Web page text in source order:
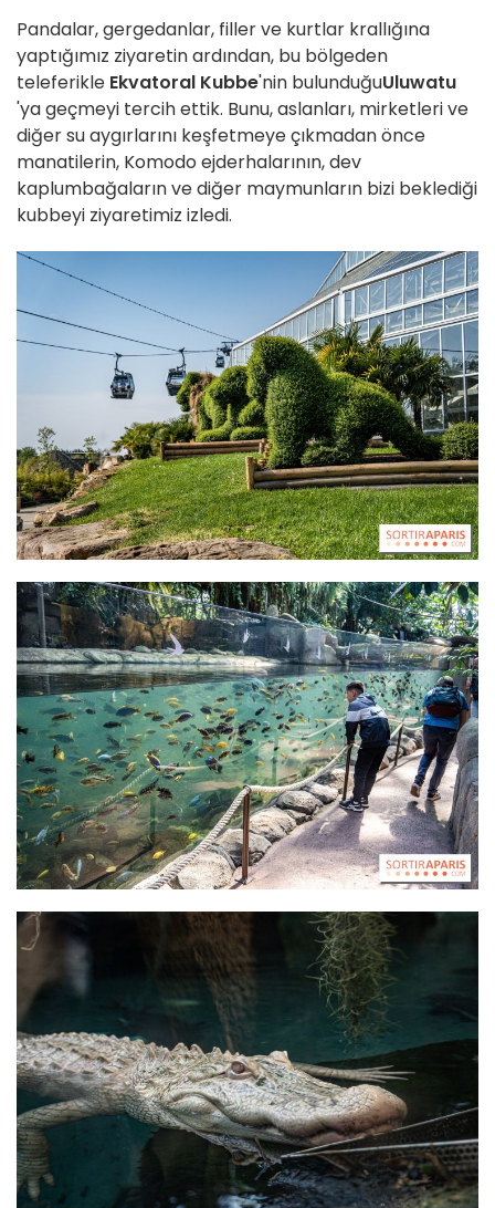
Pandalar, gergedanlar, filler ve kurtlar krallığına
yaptığımız ziyaretin ardından, bu bölgeden
teleferikle Ekvatoral Kubbe'nin bulunduğuUluwatu
'ya geçmeyi tercih ettik. Bunu, aslanları, mirketleri ve
diğer su aygırlarını keşfetmeye çıkmadan önce
manatilerin, Komodo ejderhalarının, dev
kaplumbağaların ve diğer maymunların bizi beklediği
kubbeyi ziyaretimiz izledi.